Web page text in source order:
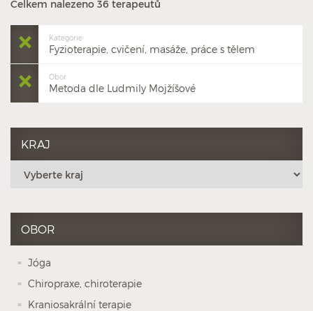
Celkem nalezeno 36 terapeutů
Kategorie
Fyzioterapie, cvičení, masáže, práce s tělem
Obor
Metoda dle Ludmily Mojžíšové
KRAJ
OBOR
Jóga
Chiropraxe, chiroterapie
Kraniosakrální terapie